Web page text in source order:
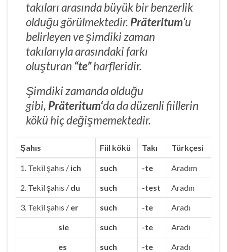
takıları arasında büyük bir benzerlik
olduğu görülmektedir. Präteritum‘u
belirleyen ve şimdiki zaman
takılarıyla arasındaki farkı
oluşturan “te”harfleridir.
Şimdiki zamanda olduğu
gibi, Präteritum‘da da düzenli fiillerin
kökü hiç değişmemektedir.
Şahıs Fiil kökü Takı Türkçesi
1. Tekil şahıs / ich such -te Aradım
2. Tekil şahıs / du such -test Aradın
3. Tekil şahıs / er such -te Aradı
sie such -te Aradı
es such -te Aradı